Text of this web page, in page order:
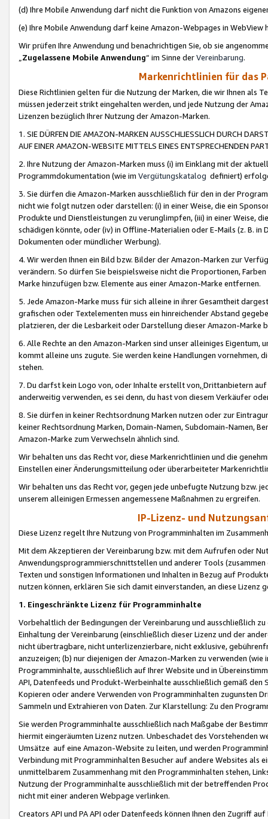
(d) Ihre Mobile Anwendung darf nicht die Funktion von Amazons
(e) Ihre Mobile Anwendung darf keine Amazon-Webpages in WebView
Wir prüfen Ihre Anwendung und benachrichtigen Sie, ob sie
„Zugelassene Mobile Anwendung“ im Sinne derVereinbarung.
Markenrichtlinien für das
Diese Richtlinien gelten für die Nutzung der Marken, die wir Ihnen als
müssen jederzeit strikt eingehalten werden, und jede Nutzung der
Lizenzen bezüglich Ihrer Nutzung der Amazon-Marken.
1. SIE DÜRFEN DIE AMAZON-MARKEN AUSSCHLIESSLICH DURCH
AUF EINER AMAZON-WEBSITE MITTELS EINES ENTSPRECHENDEN
2. Ihre Nutzung der Amazon-Marken muss (i) im Einklang mit der
Programmdokumentation (wie im Vergütungskatalog definiert)
3. Sie dürfen die Amazon-Marken ausschließlich für den in der
nicht wie folgt nutzen oder darstellen: (i) in einer Weise, die ein
Produkte und Dienstleistungen zu verunglimpfen, (iii) in einer Weise,
schädigen könnte, oder (iv) in Offline-Materialien oder E-Mails (z. B. in
Dokumenten oder mündlicher Werbung).
4. Wir werden Ihnen ein Bild bzw. Bilder der Amazon-Marken zur
verändern. So dürfen Sie beispielsweise nicht die Proportionen,
Marke hinzufügen bzw. Elemente aus einer Amazon-Marke entfernen.
5. Jede Amazon-Marke muss für sich alleine in ihrer Gesamtheit
grafischen oder Textelementen muss ein hinreichender Abstand
platzieren, der die Lesbarkeit oder Darstellung dieser Amazon-Marke
6. Alle Rechte an den Amazon-Marken sind unser alleiniges
kommt alleine uns zugute. Sie werden keine Handlungen vornehmen,
stehen.
7. Du darfst kein Logo von, oder Inhalte erstellt von,Drittanbietern auf
anderweitig verwenden, es sei denn, du hast von diesem Verkäufer
8. Sie dürfen in keiner Rechtsordnung Marken nutzen oder zur
keiner Rechtsordnung Marken, Domain-Namen, Subdomain-Namen,
Amazon-Marke zum Verwechseln ähnlich sind.
Wir behalten uns das Recht vor, diese Markenrichtlinien und die
Einstellen einer Änderungsmitteilung oder überarbeiteter
Wir behalten uns das Recht vor, gegen jede unbefugte Nutzung bzw.
unserem alleinigen Ermessen angemessene Maßnahmen zu ergreifen.
IP-Lizenz- und
Diese Lizenz regelt Ihre Nutzung von Programminhalten im
Mit dem Akzeptieren der Vereinbarung bzw. mit dem Aufrufen oder
Anwendungsprogrammierschnittstellen und anderer Tools (zusammen
Texten und sonstigen Informationen und Inhalten in Bezug auf
nutzen können, erklären Sie sich damit einverstanden, an diese Lizenz
1. Eingeschränkte Lizenz für Programminhalte
Vorbehaltlich der Bedingungen der Vereinbarung und ausschließlich
Einhaltung der Vereinbarung (einschließlich dieser Lizenz und der
nicht übertragbare, nicht unterlizenzierbare, nicht exklusive,
anzuzeigen; (b) nur diejenigen der Amazon-Marken zu verwenden
Programminhalte, ausschließlich auf Ihrer Website und in
API, Datenfeeds und Produkt-Werbeinhalte ausschließlich gemäß
Kopieren oder andere Verwenden von Programminhalten zugunsten
Sammeln und Extrahieren von Daten. Zur Klarstellung: Zu den
Sie werden Programminhalte ausschließlich nach Maßgabe der
hiermit eingeräumten Lizenz nutzen. Unbeschadet des Vorstehenden
Umsätze auf eine Amazon-Website zu leiten, und werden
Verbindung mit Programminhalten Besucher auf andere Websites als
unmittelbarem Zusammenhang mit den Programminhalten stehen,
Nutzung der Programminhalte ausschließlich mit der betreffenden
nicht mit einer anderen Webpage verlinken.
Creators API und PA API oder Datenfeeds können Ihnen den Zugriff